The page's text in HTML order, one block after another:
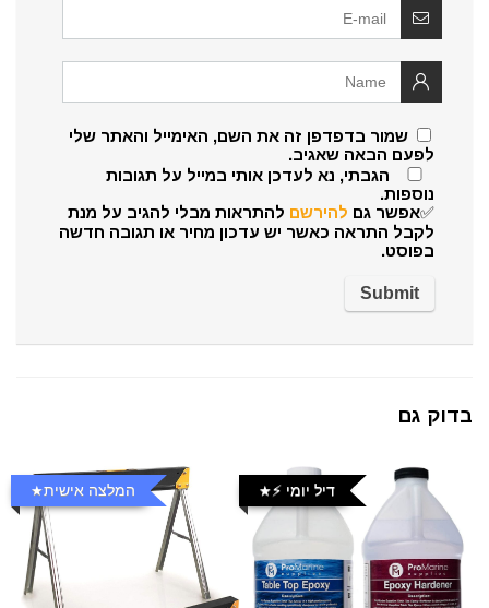
שמור בדפדפן זה את השם, האימייל והאתר שלי
לפעם הבאה שאגיב.
הגבתי, נא לעדכן אותי במייל על תגובות
נוספות.
✅אפשר גם להירשם להתראות מבלי להגיב על מנת
לקבל התראה כאשר יש עדכון מחיר או תגובה חדשה
בפוסט.
בדוק גם
דיל יומי ⚡️ המלצה אישית